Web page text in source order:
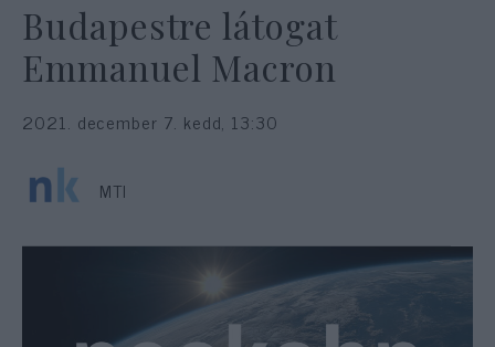
Budapestre látogat
Emmanuel Macron
2021. december 7. kedd, 13:30
MTI